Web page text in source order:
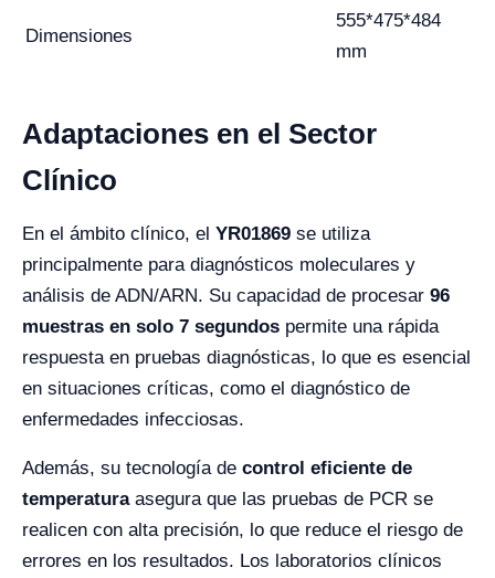
Dimensiones
555*475*484
mm
Adaptaciones en el Sector
Clínico
En el ámbito clínico, el YR01869 se utiliza
principalmente para diagnósticos moleculares y
análisis de ADN/ARN. Su capacidad de procesar 96
muestras en solo 7 segundos permite una rápida
respuesta en pruebas diagnósticas, lo que es esencial
en situaciones críticas, como el diagnóstico de
enfermedades infecciosas.
Además, su tecnología de control eficiente de
temperaturaasegura que las pruebas de PCR se
realicen con alta precisión, lo que reduce el riesgo de
errores en los resultados. Los laboratorios clínicos